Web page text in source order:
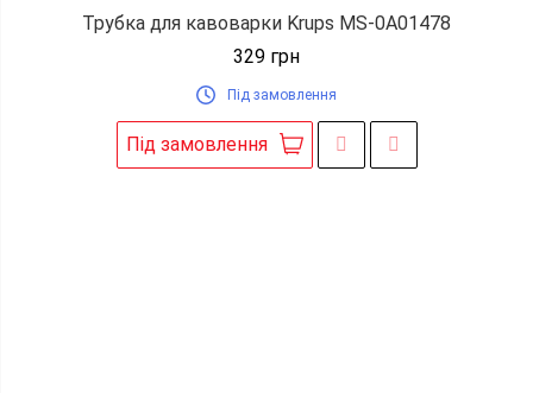
Трубка для кавоварки Krups MS-0A01478
329 грн
Під замовлення
Під замовлення